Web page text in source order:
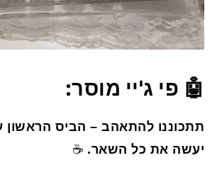
🤖 פי ג'יי מוסר:
תתכוננו להתאהב – הביס הראשון
יעשה את כל השאר. ☕